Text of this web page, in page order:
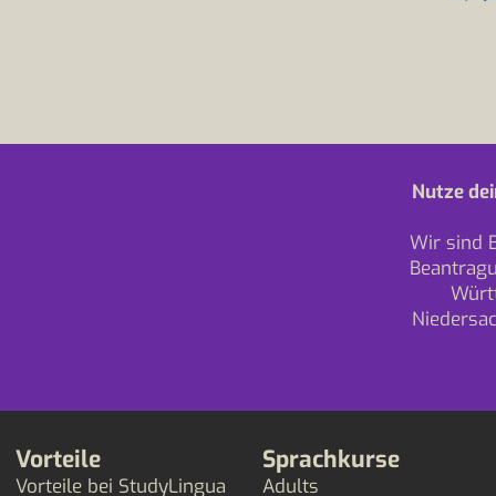
Nutze
Wir sind
Vorteile
Vorteile bei StudyLingua
Sprachkurse
Adults